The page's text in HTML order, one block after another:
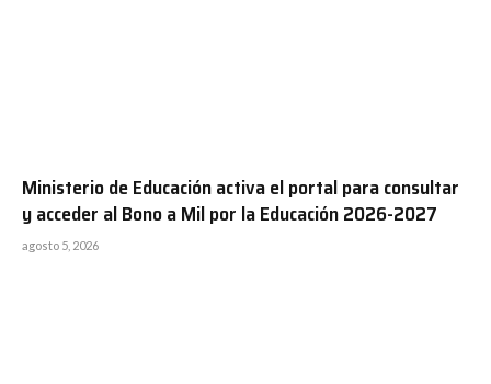
Ministerio de Educación activa el portal para consultar
y acceder al Bono a Mil por la Educación 2026-2027
agosto 5, 2026